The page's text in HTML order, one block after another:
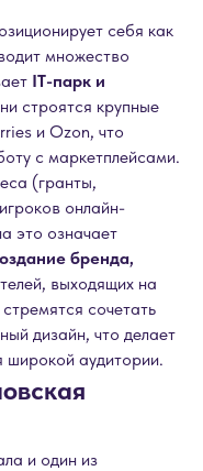
себя как
множество
IT-парк и
строятся крупные
и Ozon, что
с маркетплейсами.
(гранты,
онлайн-
это означает
бренда,
выходящих на
сочетать
дизайн, что делает
широкой аудитории.
и один из